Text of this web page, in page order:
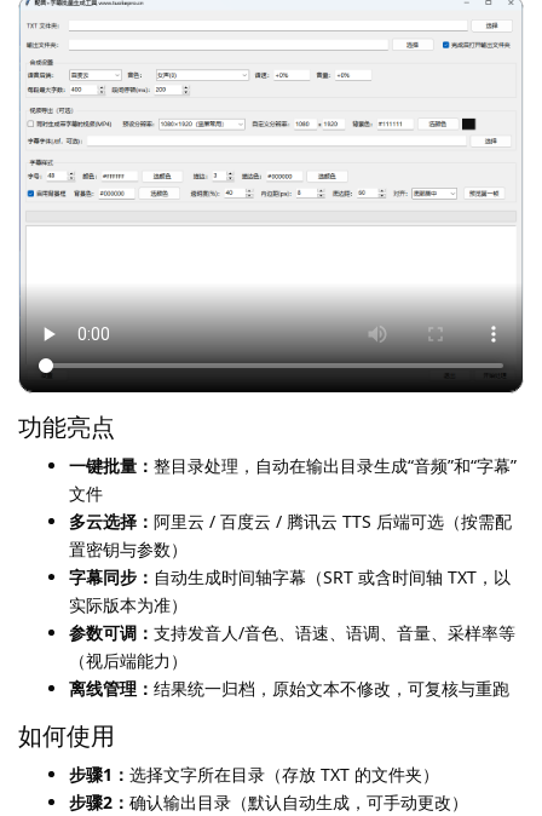
功能亮点
一键批量： 整目录处理，自动在输出目录生成“音频”和“字幕”
文件
多云选择： 阿里云 / 百度云 / 腾讯云 TTS 后端可选（按需配
置密钥与参数）
字幕同步： 自动生成时间轴字幕（SRT 或含时间轴 TXT，以
实际版本为准）
参数可调： 支持发音人/音色、语速、语调、音量、采样率等
（视后端能力）
离线管理： 结果统一归档，原始文本不修改，可复核与重跑
如何使用
步骤1： 选择文字所在目录（存放 TXT 的文件夹）
步骤2： 确认输出目录（默认自动生成，可手动更改）